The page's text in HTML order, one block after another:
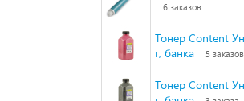
6 заказов
Тонер Content
г, банка
5 заказов
Тонер Content